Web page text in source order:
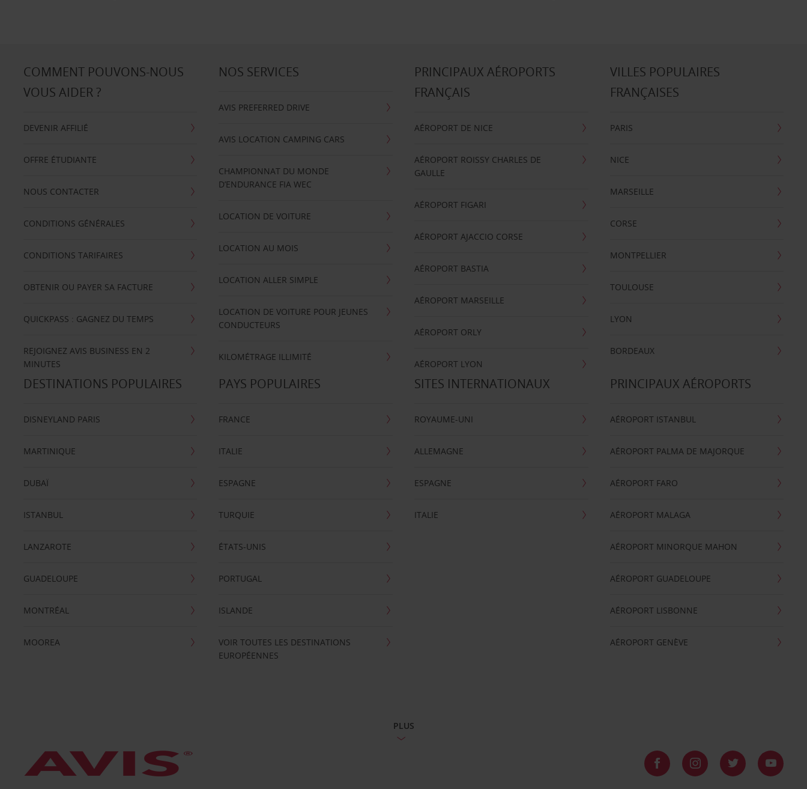
COMMENT POUVONS-NOUS
VOUS AIDER ?
DEVENIR AFFILIÉ
OFFRE ÉTUDIANTE
NOUS CONTACTER
CONDITIONS GÉNÉRALES
CONDITIONS TARIFAIRES
OBTENIR OU PAYER SA FACTURE
QUICKPASS : GAGNEZ DU TEMPS
REJOIGNEZ AVIS BUSINESS EN 2
MINUTES
NOS SERVICES
AVIS PREFERRED DRIVE
AVIS LOCATION CAMPING CARS
CHAMPIONNAT DU MONDE
D’ENDURANCE FIA WEC
LOCATION DE VOITURE
LOCATION AU MOIS
LOCATION ALLER SIMPLE
LOCATION DE VOITURE POUR JEUNES
CONDUCTEURS
KILOMÉTRAGE ILLIMITÉ
PRINCIPAUX AÉROPORTS
FRANÇAIS
AÉROPORT DE NICE
AÉROPORT ROISSY CHARLES DE
GAULLE
AÉROPORT FIGARI
AÉROPORT AJACCIO CORSE
AÉROPORT BASTIA
AÉROPORT MARSEILLE
AÉROPORT ORLY
AÉROPORT LYON
VILLES POPULAIRES
FRANÇAISES
PARIS
NICE
MARSEILLE
CORSE
MONTPELLIER
TOULOUSE
LYON
BORDEAUX
DESTINATIONS POPULAIRES
DISNEYLAND PARIS
MARTINIQUE
DUBAÏ
ISTANBUL
LANZAROTE
GUADELOUPE
MONTRÉAL
MOOREA
PAYS POPULAIRES
FRANCE
ITALIE
ESPAGNE
TURQUIE
ÉTATS-UNIS
PORTUGAL
ISLANDE
VOIR TOUTES LES DESTINATIONS
EUROPÉENNES
SITES INTERNATIONAUX
ROYAUME-UNI
ALLEMAGNE
ESPAGNE
ITALIE
PRINCIPAUX AÉROPORTS
AÉROPORT ISTANBUL
AÉROPORT PALMA DE MAJORQUE
AÉROPORT FARO
AÉROPORT MALAGA
AÉROPORT MINORQUE MAHON
AÉROPORT GUADELOUPE
AÉROPORT LISBONNE
AÉROPORT GENÈVE
PLUS